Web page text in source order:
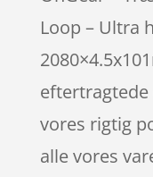
Loop – Ultra
eftertragtede
vores rigtig
alle vores